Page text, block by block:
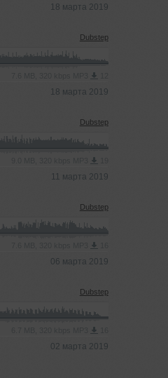
18 марта 2019
Dubstep
18 марта 2019
Dubstep
11 марта 2019
Dubstep
06 марта 2019
Dubstep
02 марта 2019